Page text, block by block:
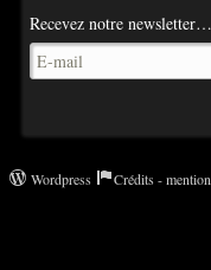
Recevez notre newsletter…
Wordpress Crédits -